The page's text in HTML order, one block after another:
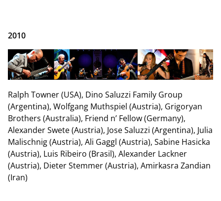
2010
Ralph Towner (USA), Dino Saluzzi Family Group
(Argentina), Wolfgang Muthspiel (Austria), Grigoryan
Brothers (Australia), Friend n’ Fellow (Germany),
Alexander Swete (Austria), Jose Saluzzi (Argentina), Julia
Malischnig (Austria), Ali Gaggl (Austria), Sabine Hasicka
(Austria), Luis Ribeiro (Brasil), Alexander Lackner
(Austria), Dieter Stemmer (Austria), Amirkasra Zandian
(Iran)